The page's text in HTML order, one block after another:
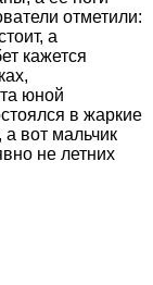
отметили:
а
кажется
юной
в жаркие
вот мальчик
не летних